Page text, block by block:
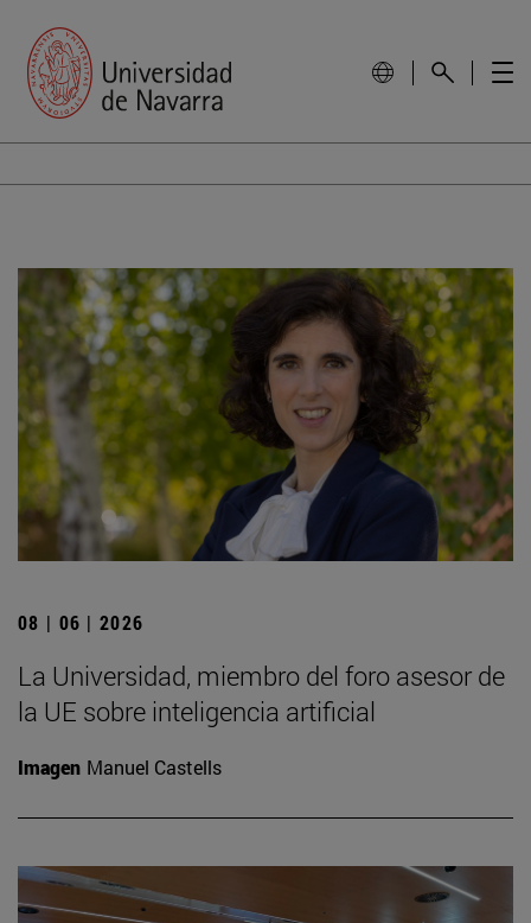
08 | 06 | 2026
La Universidad, miembro del foro asesor de
la UE sobre inteligencia artificial
Imagen Manuel Castells